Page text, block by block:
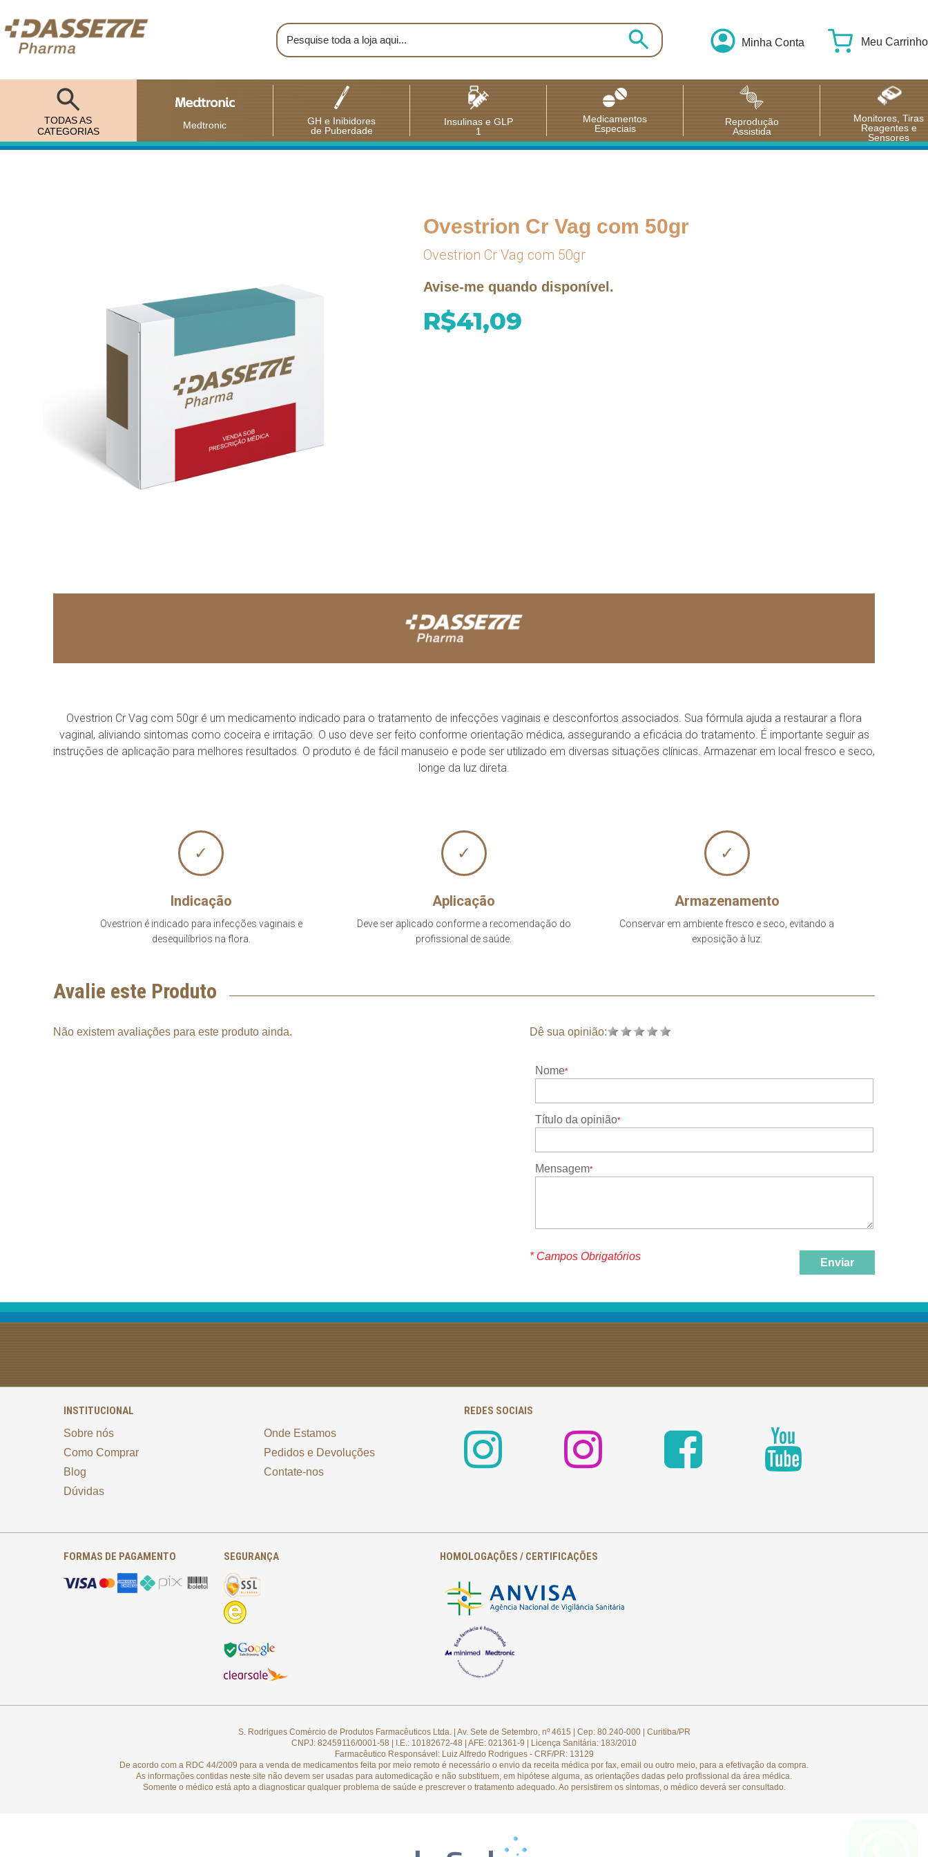
Minha Conta Meu Carrinho
TODAS AS
CATEGORIAS
Medtronic
GH e Inibidores
de Puberdade
Insulinas e GLP
1
Medicamentos
Especiais
Reprodução
Assistida
Monitores, Tiras
Reagentes e
Sensores
Ovestrion Cr Vag com 50gr
Ovestrion Cr Vag com 50gr
Avise-me quando disponível.
R$41,09
Ovestrion Cr Vag com 50gr é um medicamento indicado para o tratamento de infecções vaginais e desconfortos associados. Sua fórmula ajuda a restaurar a flora
vaginal, aliviando sintomas como coceira e irritação. O uso deve ser feito conforme orientação médica, assegurando a eficácia do tratamento. É importante seguir as
instruções de aplicação para melhores resultados. O produto é de fácil manuseio e pode ser utilizado em diversas situações clínicas. Armazenar em local fresco e seco,
longe da luz direta.
✓
Indicação
Ovestrion é indicado para infecções vaginais e
desequilíbrios na flora.
✓
Aplicação
Deve ser aplicado conforme a recomendação do
profissional de saúde.
✓
Armazenamento
Conservar em ambiente fresco e seco, evitando a
exposição à luz.
Avalie este Produto
Não existem avaliações para este produto ainda. Dê sua opinião:
Nome
Título da opinião
Mensagem
* Campos Obrigatórios
Enviar
INSTITUCIONAL
Sobre nós
Como Comprar
Blog
Dúvidas
Onde Estamos
Pedidos e Devoluções
Contate-nos
REDES SOCIAIS
FORMAS DE PAGAMENTO SEGURANÇA HOMOLOGAÇÕES / CERTIFICAÇÕES
S. Rodrigues Comércio de Produtos Farmacêuticos Ltda. | Av. Sete de Setembro, nº 4615 | Cep: 80.240-000 | Curitiba/PR
CNPJ: 82459116/0001-58 | I.E.: 10182672-48 | AFE: 021361-9 | Licença Sanitária: 183/2010
Farmacêutico Responsável: Luiz Alfredo Rodrigues - CRF/PR: 13129
De acordo com a RDC 44/2009 para a venda de medicamentos feita por meio remoto é necessário o envio da receita médica por fax, email ou outro meio, para a efetivação da compra.
As informações contidas neste site não devem ser usadas para automedicação e não substituem, em hipótese alguma, as orientações dadas pelo profissional da área médica.
Somente o médico está apto a diagnosticar qualquer problema de saúde e prescrever o tratamento adequado. Ao persistirem os sintomas, o médico deverá ser consultado.